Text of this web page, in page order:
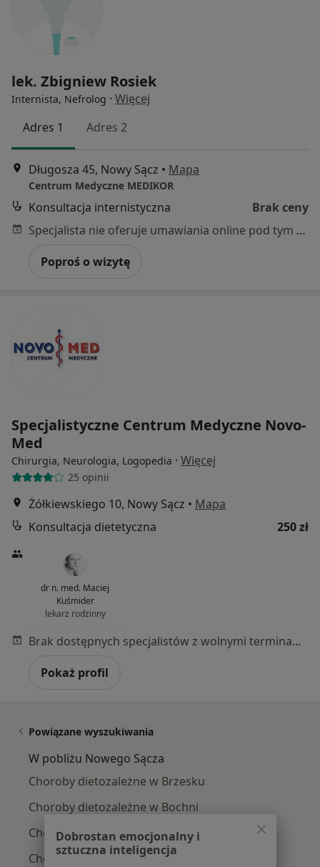
lek. Zbigniew Rosiek
Internista, Nefrolog · Więcej
Adres 1
Adres 2
Długosza 45, Nowy Sącz • Mapa
Centrum Medyczne MEDIKOR
Konsultacja internistyczna
Brak ceny
Specjalista nie oferuje umawiania online pod tym adresem.
Poproś o wizytę
Specjalistyczne Centrum Medyczne Novo-
Med
Chirurgia, Neurologia, Logopedia · Więcej
25 opinii
Żółkiewskiego 10, Nowy Sącz • Mapa
Konsultacja dietetyczna
250 zł
dr n. med. Maciej
Kuśmider
lekarz rodzinny
Brak dostępnych specjalistów z wolnymi terminami w tym centrum medycznym.
Pokaż profil
Powiązane wyszukiwania
W pobliżu Nowego Sącza
Choroby dietozależne w Brzesku
Choroby dietozależne w Bochni
Choroby dietozależne w Limanowej
Choroby dietozależne w Gorlicach
Dobrostan emocjonalny i
sztuczna inteligencja